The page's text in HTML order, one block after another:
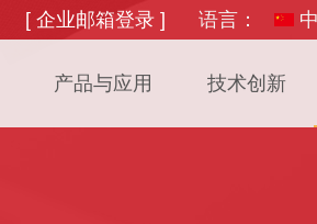
语言：
[ 企业邮箱登录 ]
产品与应用 技术创新